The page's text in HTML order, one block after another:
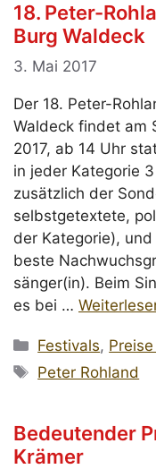
18. Peter-
Burg Waldeck
3. Mai 2017
Der 18. Peter-
Waldeck findet am
2017, ab 14 Uhr
in jeder Kategorie
zusätzlich der
selbstgetextete,
der Kategorie),
beste
sänger(in). Beim
es bei …
Kategorien
Festivals,
Schlagwörter
Peter Rohland
Bedeutender
Krämer